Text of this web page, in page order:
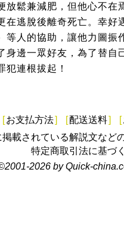
放鬆兼減肥，但他心不在
在逃脫後離奇死亡。幸好
等人的協助，讓他力圖振
身邊一眾好友，為了替自
犯連根拔起！
[お支払方法] [配送送料] [
載されている解説文など
特定商取引法に基づ
2026 by Quick-